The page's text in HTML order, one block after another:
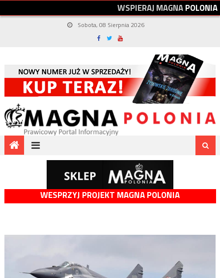
WSPIERAJMAGNAPOLONIA
Sobota, 08 Sierpnia 2026
WESPRZYJ PROJEKT MAGNA POLONIA